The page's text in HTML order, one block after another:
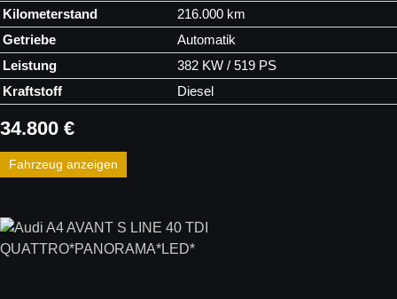
Kilometerstand
216.000 km
Getriebe
Automatik
Leistung
382 KW / 519 PS
Kraftstoff
Diesel
34.800 €
Fahrzeug anzeigen